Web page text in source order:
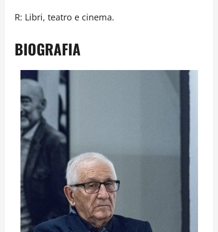
R: Libri, teatro e cinema.
BIOGRAFIA